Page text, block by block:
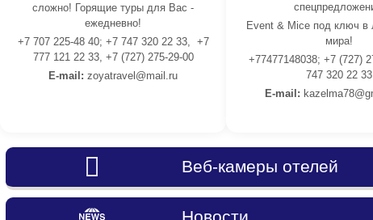
сложно! Горящие туры для Вас -
ежедневно!
+7 707 225-48 40; +7 747 320 22 33, +7
777 121 22 33, +7 (727) 275-29-00
E-mail: zoyatravel@mail.ru
Event & Mice под ключ в
мира!
+77477148038; +7 (727)
747 320 22 33
E-mail:
Веб-камеры отелей